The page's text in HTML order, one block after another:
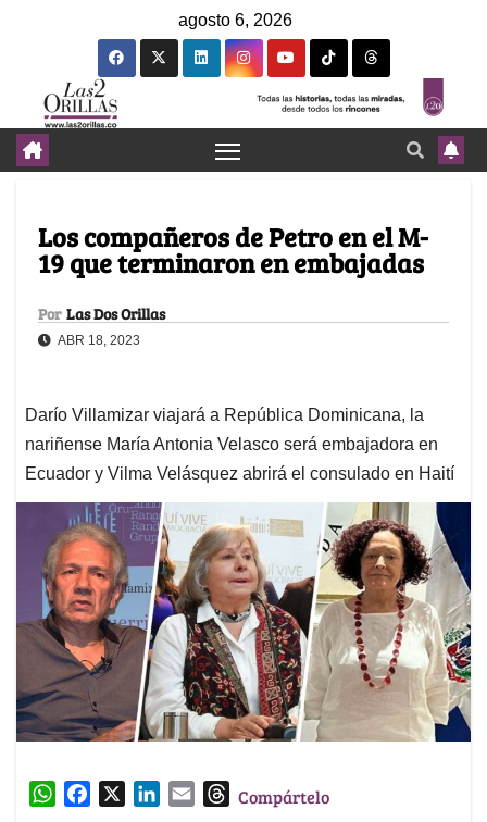
agosto 6, 2026
Los compañeros de Petro en el M-
19 que terminaron en embajadas
Por Las Dos Orillas
ABR 18, 2023
Darío Villamizar viajará a República Dominicana, la
nariñense María Antonia Velasco será embajadora en
Ecuador y Vilma Velásquez abrirá el consulado en Haití
W
TCompártelo